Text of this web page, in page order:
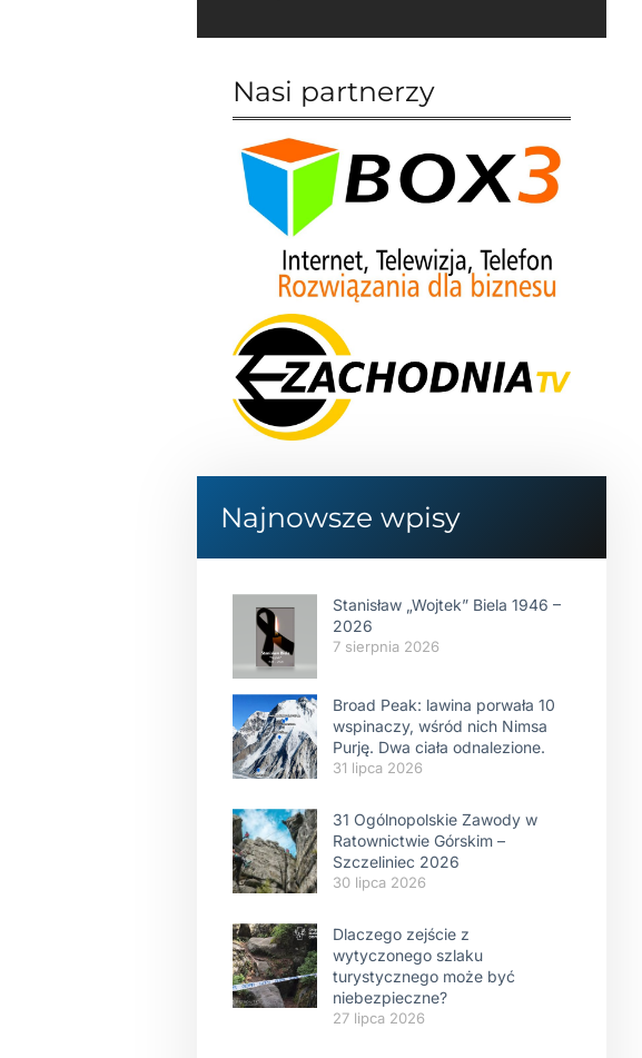
Nasi partnerzy
Najnowsze wpisy
Stanisław „Wojtek” Biela 1946 –
2026
7 sierpnia 2026
Broad Peak: lawina porwała 10
wspinaczy, wśród nich Nimsa
Purję. Dwa ciała odnalezione.
31 lipca 2026
31 Ogólnopolskie Zawody w
Ratownictwie Górskim –
Szczeliniec 2026
30 lipca 2026
Dlaczego zejście z
wytyczonego szlaku
turystycznego może być
niebezpieczne?
27 lipca 2026